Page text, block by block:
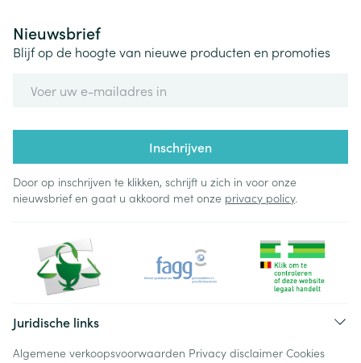
Nieuwsbrief
Blijf op de hoogte van nieuwe producten en promoties
Inschrijven
Door op inschrijven te klikken, schrijft u zich in voor onze
nieuwsbrief en gaat u akkoord met onze privacy policy.
Juridische links
Algemene verkoopsvoorwaarden Privacy disclaimer Cookies